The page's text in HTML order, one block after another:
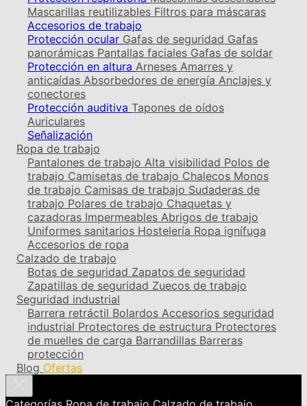
Mascarillas reutilizables Filtros para máscaras
Accesorios de trabajo
Protección ocular Gafas de seguridad Gafas
panorámicas Pantallas faciales Gafas de soldar
Protección en altura Arneses Amarres y
anticaídas Absorbedores de energía Anclajes y
conectores
Protección auditiva Tapones de oídos
Auriculares
Señalización
Ropa de trabajo
Pantalones de trabajo Alta visibilidad Polos de
trabajo Camisetas de trabajo Chalecos Monos
de trabajo Camisas de trabajo Sudaderas de
trabajo Polares de trabajo Chaquetas y
cazadoras Impermeables Abrigos de trabajo
Uniformes sanitarios Hostelería Ropa ignífuga
Accesorios de ropa
Calzado de trabajo
Botas de seguridad Zapatos de seguridad
Zapatillas de seguridad Zuecos de trabajo
Seguridad industrial
Barrera retráctil Bolardos Accesorios seguridad
industrial Protectores de estructura Protectores
de muelles de carga Barrandillas Barreras
protección
Blog Ofertas